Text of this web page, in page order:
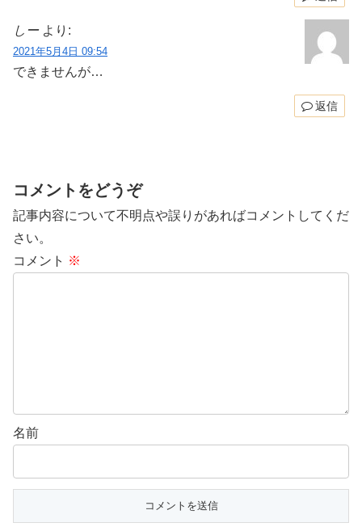
しー より:
2021年5月4日 09:54
できませんが…
返信
コメントをどうぞ
記事内容について不明点や誤りがあればコメントしてくだ
さい。
コメント ※
名前